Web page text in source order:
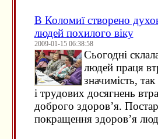
В Коломиї створено
людей похилого віку
2009-01-15 06:38:58
Сьогодні
людей праця
значимість,
і трудових досягнень
доброго здоров’я.
покращення здоров’я